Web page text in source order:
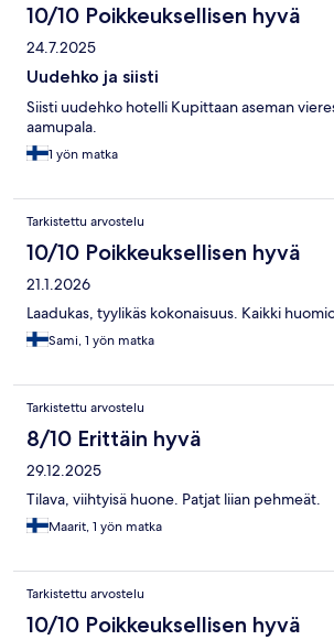
10/10 Poikkeuksellisen hyvä
24.7.2025
Uudehko ja siisti
Siisti uudehko hotelli Kupittaan aseman
aamupala.
1 yön matka
Tarkistettu arvostelu
10/10 Poikkeuksellisen hyvä
21.1.2026
Laadukas, tyylikäs kokonaisuus. Kaikki
Sami, 1 yön matka
Tarkistettu arvostelu
8/10 Erittäin hyvä
29.12.2025
Tilava, viihtyisä huone. Patjat liian pehmeät.
Maarit, 1 yön matka
Tarkistettu arvostelu
10/10 Poikkeuksellisen hyvä